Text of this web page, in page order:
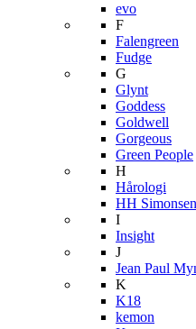
evo
F
Falengreen
Fudge
G
Glynt
Goddess
Goldwell
Gorgeous
Green People
H
Hårologi
HH Simonsen
I
Insight
J
Jean Paul
K
K18
kemon